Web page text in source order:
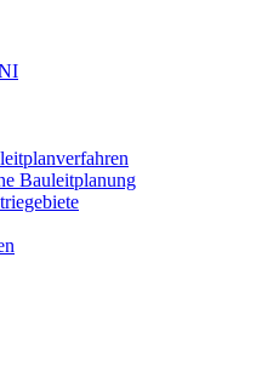
Bauleitplanung